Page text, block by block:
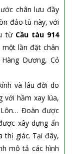
chân lưu đầy
đảo tù này, với
từ Cầu tàu 914
lần đặt chân
Dương, Cỏ
và lâu đời do
với hầm xay lúa,
Đoàn được
xây dựng ẩn
thị giác. Tại đây,
mô tả các hình